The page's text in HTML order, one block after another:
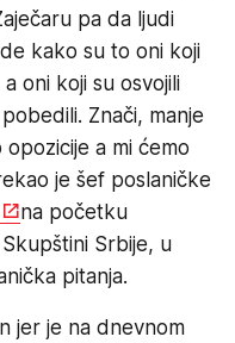
pa da ljudi
kako su to oni koji
oni koji su osvojili
Znači, manje
a mi ćemo
je šef poslaničke
na početku
Srbije, u
pitanja.
jer je na dnevnom